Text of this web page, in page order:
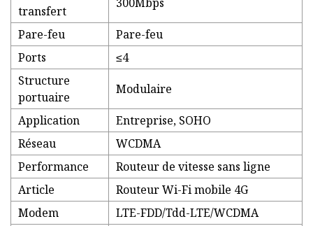
transfert
300Mbps
Pare-feu
Pare-feu
Ports
≤4
Structure
portuaire
Modulaire
Application
Entreprise, SOHO
Réseau
WCDMA
Performance
Routeur de vitesse sans ligne
Article
Routeur Wi-Fi mobile 4G
Modem
LTE-FDD/Tdd-LTE/WCDMA